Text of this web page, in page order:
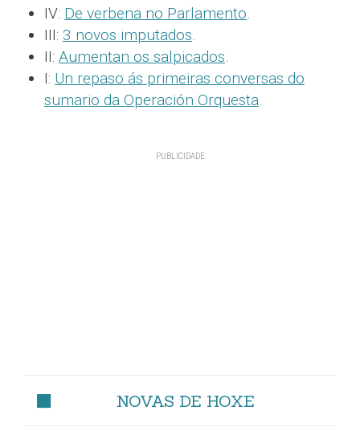
IV: De verbena no Parlamento.
III: 3 novos imputados.
II: Aumentan os salpicados.
I: Un repaso ás primeiras conversas do
sumario da Operación Orquesta.
NOVAS DE HOXE